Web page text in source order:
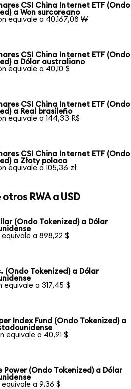
CSI China Internet ETF (Ondo
a Won surcoreano
equivale a 40.167,08 ₩
CSI China Internet ETF (Ondo
a Dólar australiano
equivale a 40,10 $
CSI China Internet ETF (Ondo
a Real brasileño
equivale a 144,33 R$
CSI China Internet ETF (Ondo
a Złoty polaco
equivale a 105,36 zł
RWA a USD
(Ondo Tokenized) a Dólar
equivale a 898,22 $
(Ondo Tokenized) a Dólar
equivale a 317,45 $
Index Fund (Ondo Tokenized) a
equivale a 40,91 $
Power (Ondo Tokenized) a Dólar
equivale a 9,36 $